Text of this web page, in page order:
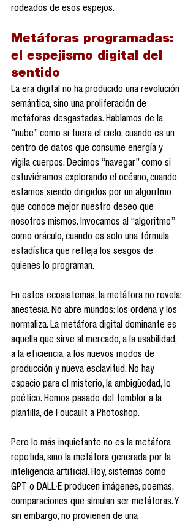
rodeados de esos espejos.
Metáforas programadas:
el espejismo digital del
sentido
La era digital no ha producido una revolución
semántica, sino una proliferación de
metáforas desgastadas. Hablamos de la
“nube” como si fuera el cielo, cuando es un
centro de datos que consume energía y
vigila cuerpos. Decimos “navegar” como si
estuviéramos explorando el océano, cuando
estamos siendo dirigidos por un algoritmo
que conoce mejor nuestro deseo que
nosotros mismos. Invocamos al “algoritmo”
como oráculo, cuando es solo una fórmula
estadística que refleja los sesgos de
quienes lo programan.
En estos ecosistemas, la metáfora no revela:
anestesia. No abre mundos: los ordena y los
normaliza. La metáfora digital dominante es
aquella que sirve al mercado, a la usabilidad,
a la eficiencia, a los nuevos modos de
producción y nueva esclavitud. No hay
espacio para el misterio, la ambigüedad, lo
poético. Hemos pasado del temblor a la
plantilla, de Foucault a Photoshop.
Pero lo más inquietante no es la metáfora
repetida, sino la metáfora generada por la
inteligencia artificial. Hoy, sistemas como
GPT o DALL·E producen imágenes, poemas,
comparaciones que simulan ser metáforas. Y
sin embargo, no provienen de una